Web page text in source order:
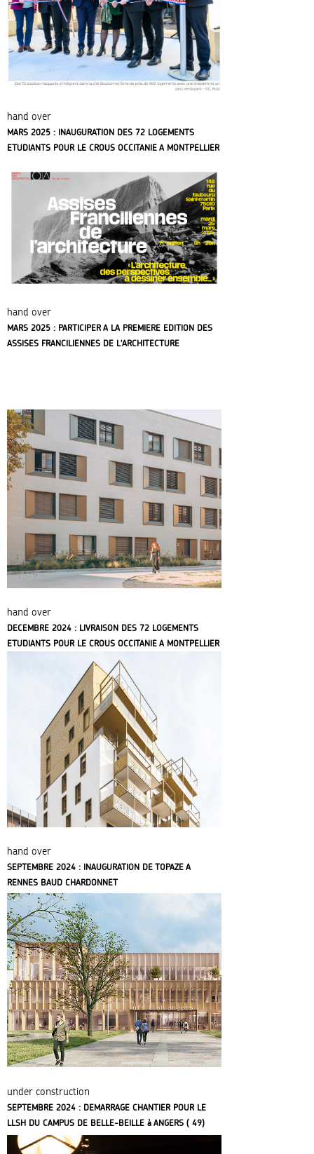
hand over
MARS 2025 : INAUGURATION DES 72 LOGEMENTS
ETUDIANTS POUR LE CROUS OCCITANIE A MONTPELLIER
hand over
MARS 2025 : PARTICIPER A LA PREMIERE EDITION DES
ASSISES FRANCILIENNES DE L'ARCHITECTURE
hand over
DECEMBRE 2024 : LIVRAISON DES 72 LOGEMENTS
ETUDIANTS POUR LE CROUS OCCITANIE A MONTPELLIER
hand over
SEPTEMBRE 2024 : INAUGURATION DE TOPAZE A
RENNES BAUD CHARDONNET
under construction
SEPTEMBRE 2024 : DEMARRAGE CHANTIER POUR LE
LLSH DU CAMPUS DE BELLE-BEILLE à ANGERS ( 49)